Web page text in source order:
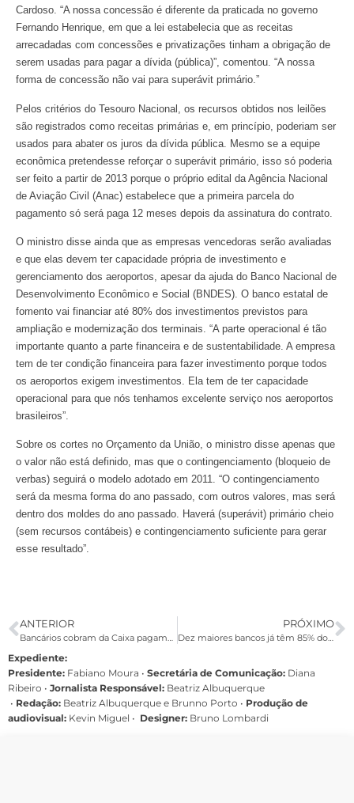
Cardoso. “A nossa concessão é diferente da praticada no governo
Fernando Henrique, em que a lei estabelecia que as receitas
arrecadadas com concessões e privatizações tinham a obrigação de
serem usadas para pagar a dívida (pública)”, comentou. “A nossa
forma de concessão não vai para superávit primário.”
Pelos critérios do Tesouro Nacional, os recursos obtidos nos leilões
são registrados como receitas primárias e, em princípio, poderiam ser
usados para abater os juros da dívida pública. Mesmo se a equipe
econômica pretendesse reforçar o superávit primário, isso só poderia
ser feito a partir de 2013 porque o próprio edital da Agência Nacional
de Aviação Civil (Anac) estabelece que a primeira parcela do
pagamento só será paga 12 meses depois da assinatura do contrato.
O ministro disse ainda que as empresas vencedoras serão avaliadas
e que elas devem ter capacidade própria de investimento e
gerenciamento dos aeroportos, apesar da ajuda do Banco Nacional de
Desenvolvimento Econômico e Social (BNDES). O banco estatal de
fomento vai financiar até 80% dos investimentos previstos para
ampliação e modernização dos terminais. “A parte operacional é tão
importante quanto a parte financeira e de sustentabilidade. A empresa
tem de ter condição financeira para fazer investimento porque todos
os aeroportos exigem investimentos. Ela tem de ter capacidade
operacional para que nós tenhamos excelente serviço nos aeroportos
brasileiros”.
Sobre os cortes no Orçamento da União, o ministro disse apenas que
o valor não está definido, mas que o contingenciamento (bloqueio de
verbas) seguirá o modelo adotado em 2011. “O contingenciamento
será da mesma forma do ano passado, com outros valores, mas será
dentro dos moldes do ano passado. Haverá (superávit) primário cheio
(sem recursos contábeis) e contingenciamento suficiente para gerar
esse resultado”.
ANTERIOR PRÓXIMO
Dez maiores bancos já têm 85% dos ativos e concentração deve crescer
Expediente:
Presidente: Fabiano Moura • Secretária de Comunicação: Diana
Ribeiro • Jornalista Responsável: Beatriz Albuquerque
• Redação: Beatriz Albuquerque e Brunno Porto • Produção de
audiovisual: Kevin Miguel • Designer: Bruno Lombardi